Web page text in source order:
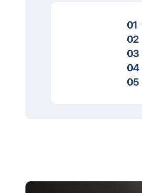
01
02
03
04
05